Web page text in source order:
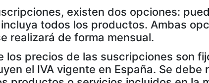
existen dos opciones:
todos los productos. Ambas
realizará de forma mensual.
los precios de las suscripciones son
el IVA vigente en España. Se